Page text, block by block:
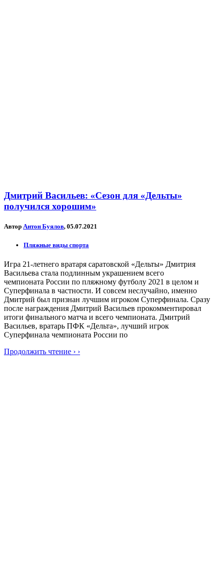
Дмитрий Васильев: «Сезон для «Дельты»
получился хорошим»
Автор Антон Буялов, 05.07.2021
Пляжные виды спорта
Игра 21-летнего вратаря саратовской «Дельты» Дмитрия
Васильева стала подлинным украшением всего
чемпионата России по пляжному футболу 2021 в целом и
Суперфинала в частности. И совсем неслучайно, именно
Дмитрий был признан лучшим игроком Суперфинала. Сразу
после награждения Дмитрий Васильев прокомментировал
итоги финального матча и всего чемпионата. Дмитрий
Васильев, вратарь ПФК «Дельта», лучший игрок
Суперфинала чемпионата России по
Продолжить чтение › ›